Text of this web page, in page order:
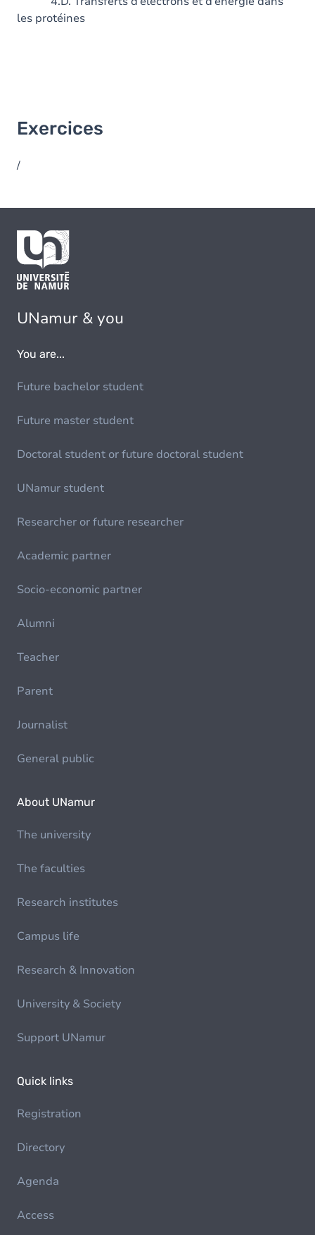
les protéines
Exercices
/
UNamur & you
You are...
Future bachelor student
Future master student
Doctoral student or future doctoral student
UNamur student
Researcher or future researcher
Academic partner
Socio-economic partner
Alumni
Teacher
Parent
Journalist
General public
About UNamur
The university
The faculties
Research institutes
Campus life
Research & Innovation
University & Society
Support UNamur
Quick links
Registration
Directory
Agenda
Access